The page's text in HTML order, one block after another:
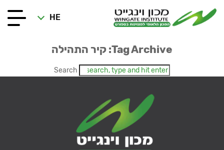
HE
Tag Archive: קיר התהילה
Search